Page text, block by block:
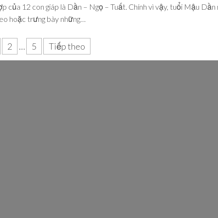
của 12 con giáp là Dần – Ngọ – Tuất. Chính vì vậy, tuổi Mậu
hoặc trưng bày những…
2 … 5 Tiếp theo